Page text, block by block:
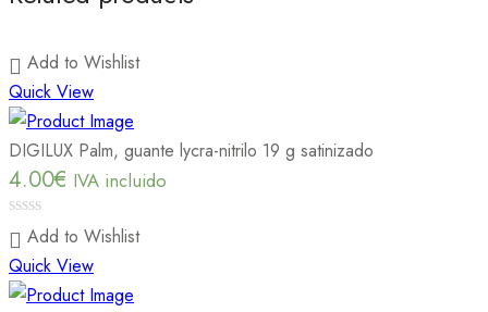
Add to Wishlist
Quick View
DIGILUX Palm, guante lycra-nitrilo 19 g satinizado
4.00€ IVA incluido
0
out
of
5
Add to Wishlist
Quick View